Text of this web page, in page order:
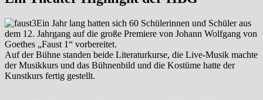
Ein Jahr lang hatten sich 60 Schülerinnen und Schüler aus
dem 12. Jahrgang auf die große Premiere von Johann Wolfgang von
Goethes „Faust 1“ vorbereitet.
Auf der Bühne standen beide Literaturkurse, die Live-Musik machte
der Musikkurs und das Bühnenbild und die Kostüme hatte der
Kunstkurs fertig gestellt.